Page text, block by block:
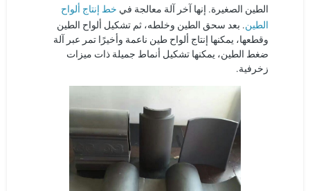
الطين الصغيرة. إنها آخر آلة معالجة في خط إنتاج ألواح
الطين. بعد سحق الطين وخلطه، ثم تشكيل ألواح الطين
وقطعها، يمكنها إنتاج ألواح طين ناعمة وأخيرًا تمر عبر آلة
ضغط الطين، يمكنها تشكيل أنماط جميلة ذات ميزات
زخرفية.